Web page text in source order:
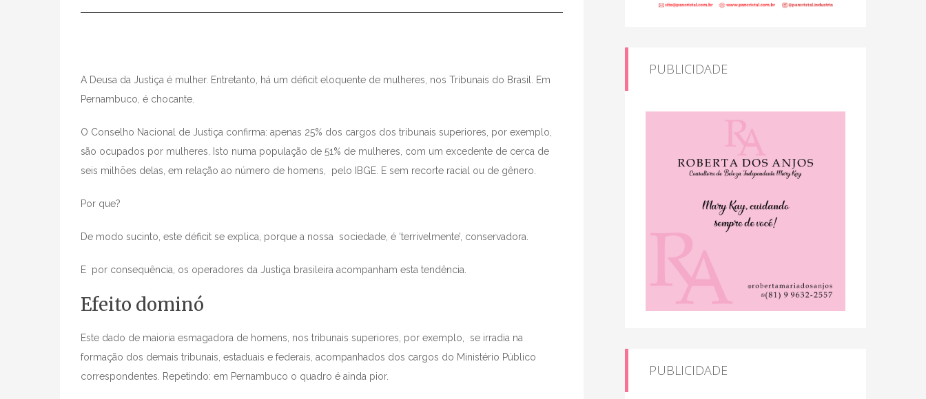
A Deusa da Justiça é mulher. Entretanto, há um déficit eloquente de mulheres, nos Tribunais do Brasil. Em
Pernambuco, é chocante.
O Conselho Nacional de Justiça confirma: apenas 25% dos cargos dos tribunais superiores, por exemplo,
são ocupados por mulheres. Isto numa população de 51% de mulheres, com um excedente de cerca de
seis milhões delas, em relação ao número de homens, pelo IBGE. E sem recorte racial ou de gênero.
Por que?
De modo sucinto, este déficit se explica, porque a nossa sociedade, é ‘terrivelmente’, conservadora.
E por consequência, os operadores da Justiça brasileira acompanham esta tendência.
Efeito dominó
Este dado de maioria esmagadora de homens, nos tribunais superiores, por exemplo, se irradia na
formação dos demais tribunais, estaduais e federais, acompanhados dos cargos do Ministério Público
correspondentes. Repetindo: em Pernambuco o quadro é ainda pior.
PUBLICIDADE
PUBLICIDADE